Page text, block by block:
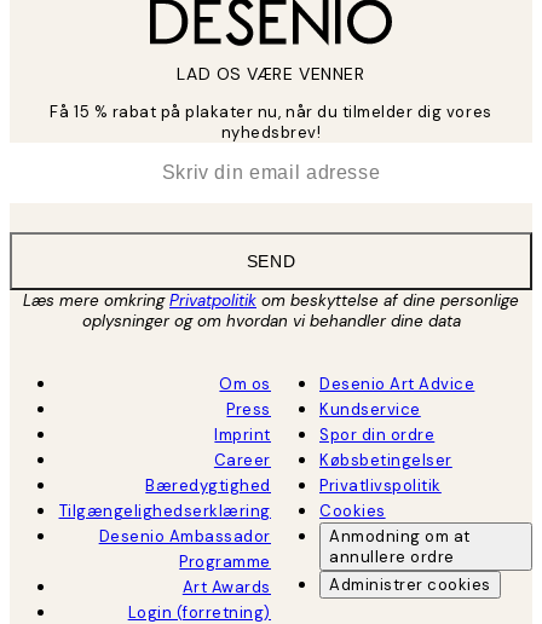
LAD OS VÆRE VENNER
Få 15 % rabat på plakater nu, når du tilmelder dig vores
nyhedsbrev!
SEND
Læs mere omkringPrivatpolitik om beskyttelse af dine personlige
oplysninger og om hvordan vi behandler dine data
Om os
Press
Imprint
Career
Bæredygtighed
Tilgængelighedserklæring
Desenio Ambassador
Programme
Art Awards
Login (forretning)
Desenio Art Advice
Kundservice
Spor din ordre
Købsbetingelser
Privatlivspolitik
Cookies
Anmodning om at
annullere ordre
Administrer cookies